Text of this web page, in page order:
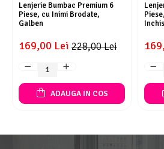
Lenjerie Bumbac Premium 6
Piese, cu Inimi Brodate,
Galben
228,00 Lei
169,00 Lei
ADAUGA IN COS
Inchis